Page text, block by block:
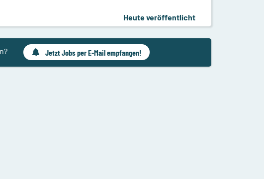
Heute veröffentlicht
Jetzt Jobs per E-Mail empfangen!